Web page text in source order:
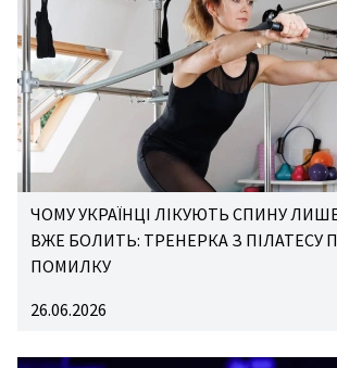
ЧОМУ УКРАЇНЦІ ЛІКУЮТЬ СПИНУ
ВЖЕ БОЛИТЬ: ТРЕНЕРКА З ПІЛАТЕСУ
ПОМИЛКУ
26.06.2026